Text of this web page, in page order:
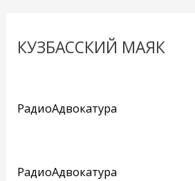
КУЗБАССКИЙ МАЯК
РадиоАдвокатура
РадиоАдвокатура